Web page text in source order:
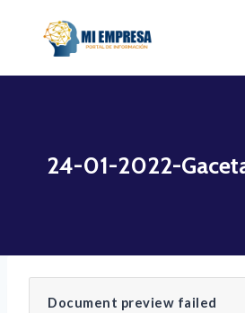
24-01-2022-
Document preview failed